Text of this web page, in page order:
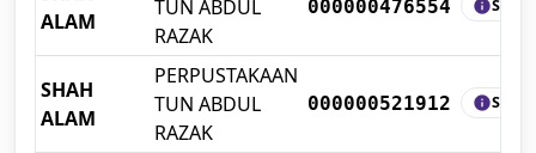
ALAM
TUN ABDUL
RAZAK
000000476554 infoSHELF
SHAH
ALAM
PERPUSTAKAAN
TUN ABDUL
RAZAK
000000521912 infoSHELF